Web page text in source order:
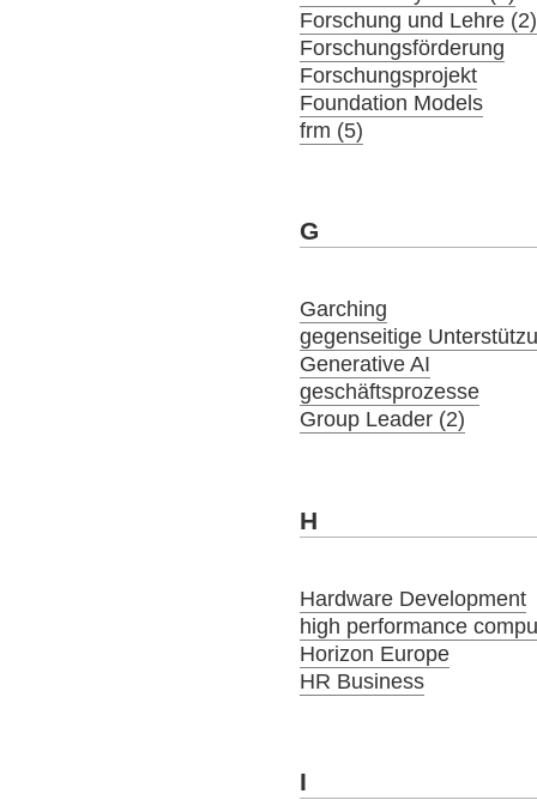
Forschung und Lehre (2)
Forschungsförderung
Forschungsprojekt
Foundation Models
frm (5)
G
Garching
gegenseitige
Generative AI
geschäftsprozesse
Group Leader (2)
H
Hardware Development
high performance
Horizon Europe
HR Business
I